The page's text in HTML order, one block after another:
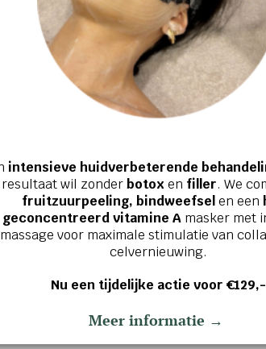
intensieve huidverbeterende
wil zonderbotox en filler. We
fruitzuurpeeling, bindweefselen een
geconcentreerd vitamine Amasker met
massage voor maximale stimulatie van
celvernieuwing.
Nu een tijdelijke actie voor €129,-
Meer informatie →